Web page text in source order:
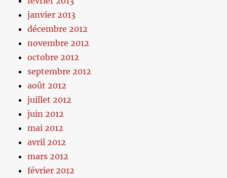
janvier 2013
décembre 2012
novembre 2012
octobre 2012
septembre 2012
août 2012
juillet 2012
juin 2012
mai 2012
avril 2012
mars 2012
février 2012